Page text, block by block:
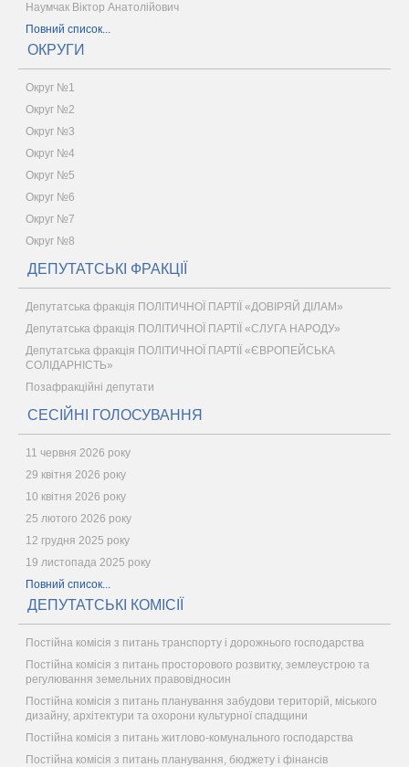
Наумчак Віктор Анатолійович
Повний список...
ОКРУГИ
Округ №1
Округ №2
Округ №3
Округ №4
Округ №5
Округ №6
Округ №7
Округ №8
ДЕПУТАТСЬКІ ФРАКЦІЇ
Депутатська фракція ПОЛІТИЧНОЇ ПАРТІЇ «ДОВІРЯЙ ДІЛАМ»
Депутатська фракція ПОЛІТИЧНОЇ ПАРТІЇ «СЛУГА НАРОДУ»
Депутатська фракція ПОЛІТИЧНОЇ ПАРТІЇ «ЄВРОПЕЙСЬКА
СОЛІДАРНІСТЬ»
Позафракційні депутати
СЕСІЙНІ ГОЛОСУВАННЯ
11 червня 2026 року
29 квітня 2026 року
10 квітня 2026 року
25 лютого 2026 року
12 грудня 2025 року
19 листопада 2025 року
Повний список...
ДЕПУТАТСЬКІ КОМІСІЇ
Постійна комісія з питань транспорту і дорожнього господарства
Постійна комісія з питань просторового розвитку, землеустрою та
регулювання земельних правовідносин
Постійна комісія з питань планування забудови територій, міського
дизайну, архітектури та охорони культурної спадщини
Постійна комісія з питань житлово-комунального господарства
Постійна комісія з питань планування, бюджету і фінансів